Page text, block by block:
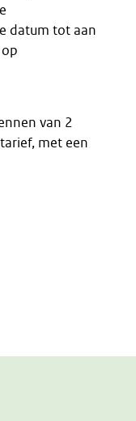
datum tot aan
van 2
met een